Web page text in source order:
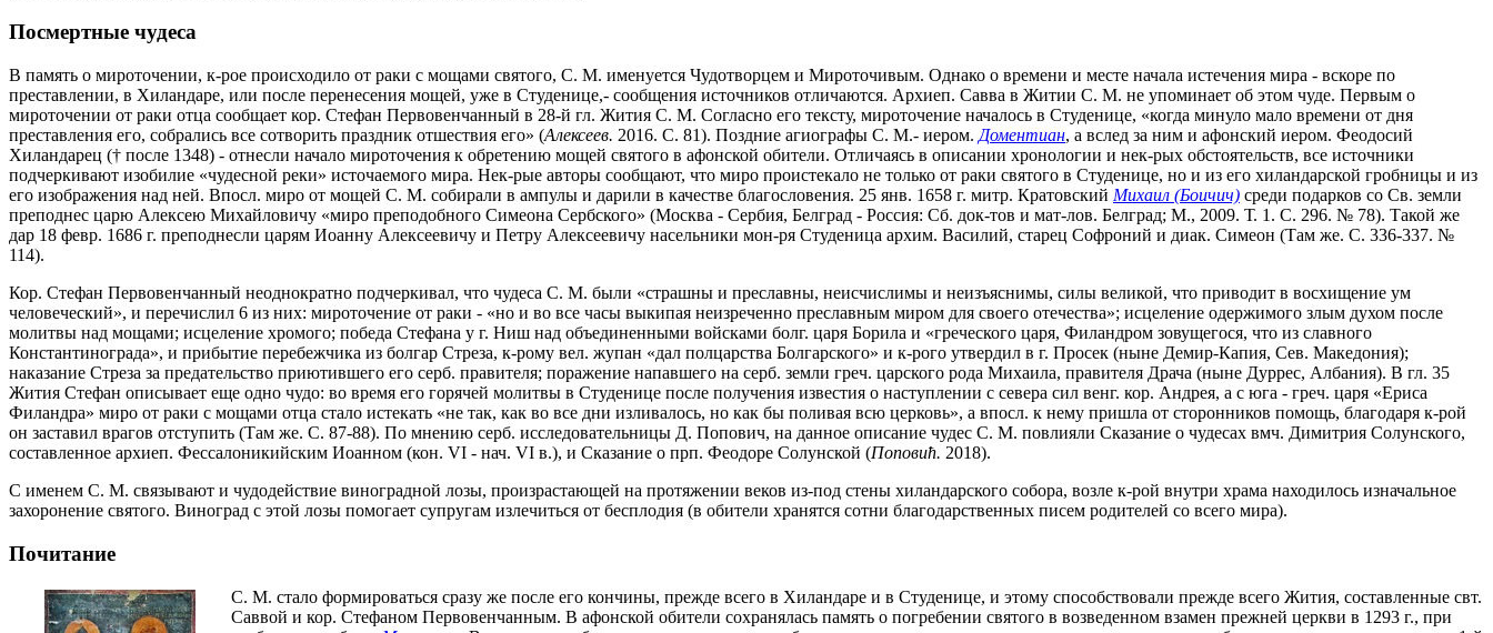
Посмертные чудеса
В память о мироточении, к-рое происходило от раки с мощами святого, С. М. именуется Чудотворцем и Мироточивым. Однако о времени и месте начала истечения мира - вскоре по
преставлении, в Хиландаре, или после перенесения мощей, уже в Студенице,- сообщения источников отличаются. Архиеп. Савва в Житии С. М. не упоминает об этом чуде. Первым о
мироточении от раки отца сообщает кор. Стефан Первовенчанный в 28-й гл. Жития С. М. Согласно его тексту, мироточение началось в Студенице, «когда минуло мало времени от дня
преставления его, собрались все сотворить праздник отшествия его» (Алексеев. 2016. С. 81). Поздние агиографы С. М.- иером. Доментиан, а вслед за ним и афонский иером. Феодосий
Хиландарец († после 1348) - отнесли начало мироточения к обретению мощей святого в афонской обители. Отличаясь в описании хронологии и нек-рых обстоятельств, все источники
подчеркивают изобилие «чудесной реки» источаемого мира. Нек-рые авторы сообщают, что миро проистекало не только от раки святого в Студенице, но и из его хиландарской гробницы и из
его изображения над ней. Впосл. миро от мощей С. М. собирали в ампулы и дарили в качестве благословения. 25 янв. 1658 г. митр. Кратовский Михаил (Боичич) среди подарков со Св. земли
преподнес царю Алексею Михайловичу «миро преподобного Симеона Сербского» (Москва - Сербия, Белград - Россия: Сб. док-тов и мат-лов. Белград; М., 2009. Т. 1. С. 296. № 78). Такой же
дар 18 февр. 1686 г. преподнесли царям Иоанну Алексеевичу и Петру Алексеевичу насельники мон-ря Студеница архим. Василий, старец Софроний и диак. Симеон (Там же. С. 336-337. №
114).
Кор. Стефан Первовенчанный неоднократно подчеркивал, что чудеса С. М. были «страшны и преславны, неисчислимы и неизъяснимы, силы великой, что приводит в восхищение ум
человеческий», и перечислил 6 из них: мироточение от раки - «но и во все часы выкипая неизреченно преславным миром для своего отечества»; исцеление одержимого злым духом после
молитвы над мощами; исцеление хромого; победа Стефана у г. Ниш над объединенными войсками болг. царя Борила и «греческого царя, Филандром зовущегося, что из славного
Константинограда», и прибытие перебежчика из болгар Стреза, к-рому вел. жупан «дал полцарства Болгарского» и к-рого утвердил в г. Просек (ныне Демир-Капия, Сев. Македония);
наказание Стреза за предательство приютившего его серб. правителя; поражение напавшего на серб. земли греч. царского рода Михаила, правителя Драча (ныне Дуррес, Албания). В гл. 35
Жития Стефан описывает еще одно чудо: во время его горячей молитвы в Студенице после получения известия о наступлении с севера сил венг. кор. Андрея, а с юга - греч. царя «Ериса
Филандра» миро от раки с мощами отца стало истекать «не так, как во все дни изливалось, но как бы поливая всю церковь», а впосл. к нему пришла от сторонников помощь, благодаря к-рой
он заставил врагов отступить (Там же. С. 87-88). По мнению серб. исследовательницы Д. Попович, на данное описание чудес С. М. повлияли Сказание о чудесах вмч. Димитрия Солунского,
составленное архиеп. Фессалоникийским Иоанном (кон. VI - нач. VI в.), и Сказание о прп. Феодоре Солунской (Поповић. 2018).
С именем С. М. связывают и чудодействие виноградной лозы, произрастающей на протяжении веков из-под стены хиландарского собора, возле к-рой внутри храма находилось изначальное
захоронение святого. Виноград с этой лозы помогает супругам излечиться от бесплодия (в обители хранятся сотни благодарственных писем родителей со всего мира).
Почитание
С. М. стало формироваться сразу же после его кончины, прежде всего в Хиландаре и в Студенице, и этому способствовали прежде всего Жития, составленные свт.
Саввой и кор. Стефаном Первовенчанным. В афонской обители сохранялась память о погребении святого в возведенном взамен прежней церкви в 1293 г., при